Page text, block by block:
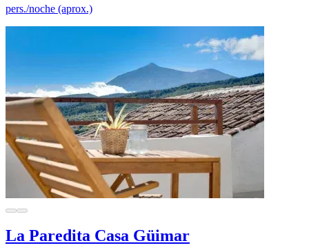
pers./noche (aprox.)
La Paredita Casa Güimar